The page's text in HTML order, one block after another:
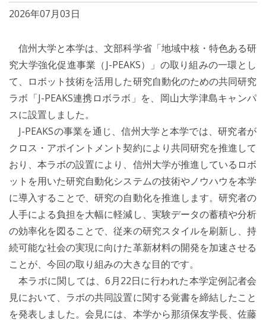
2026年07月03日
信州大学と本学は、文部科学省「地域中核・特色ある研
究大学強化促進事業（J-PEAKS）」の取り組みの一環とし
て、ロボット技術を活用した研究自動化のための共同研究
ラボ「J-PEAKS連携ロボラボ」を、岡山大学津島キャンパ
スに設置しました。
J-PEAKSの事業を通じ、信州大学と本学では、研究者が
クロス・アポイントメント契約により共同研究を推進して
おり、本ラボの設置により、信州大学が推進しているロボ
ットを用いた研究自動化システムの技術やノウハウを本学
に導入することで、研究の自動化を推進します。研究者の
人手による負担を大幅に軽減し、実験データの蓄積や分析
の効率化を図ることで、従来の研究スタイルを刷新し、持
続可能な社会の実現に向けた革新材料の開発を加速させる
ことが、今回の取り組みの大きな目的です。
本ラボに関しては、6月22日に行われた本学定例記者会
見において、ラボの共同設置に関する覚書を締結したこと
を発表しました。会見には、本学から那須保友学長、佐藤